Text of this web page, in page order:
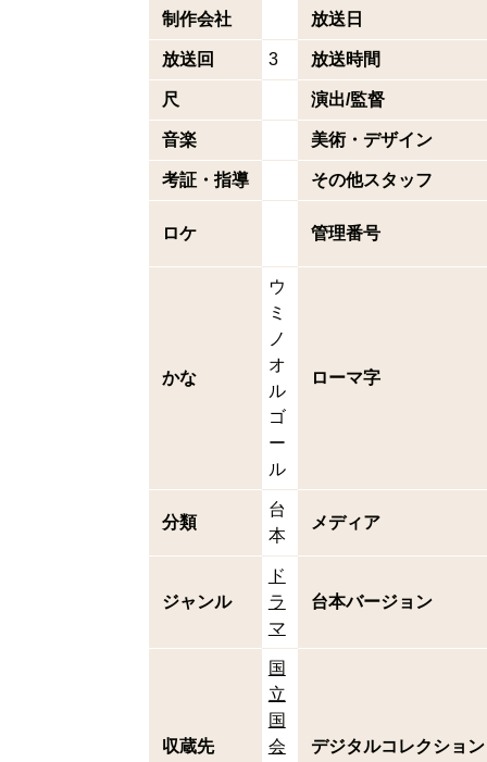
制作会社 放送日
放送回 3 放送時間
尺 演出/監督
音楽 美術・デザイン
考証・指導 その他スタッフ
ロケ 管理番号
かな
ウ
ミ
ノ
オ
ル
ゴ
ー
ル
ローマ字
分類
台
本
メディア
ジャンル
ド
ラ
マ
台本バージョン
収蔵先
国
立
国
会
デジタルコレクション